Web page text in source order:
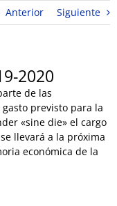
Anterior Siguiente
2020
de las
previsto para la
«sine die» el cargo
llevará a la próxima
económica de la